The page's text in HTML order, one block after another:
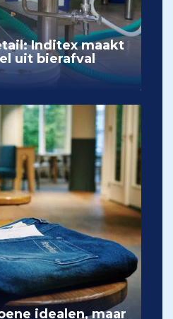
Inditex maakt
uit bierafval
idealen, maar